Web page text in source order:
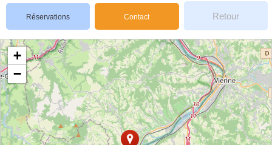
Réservations Contact Retour
+
−